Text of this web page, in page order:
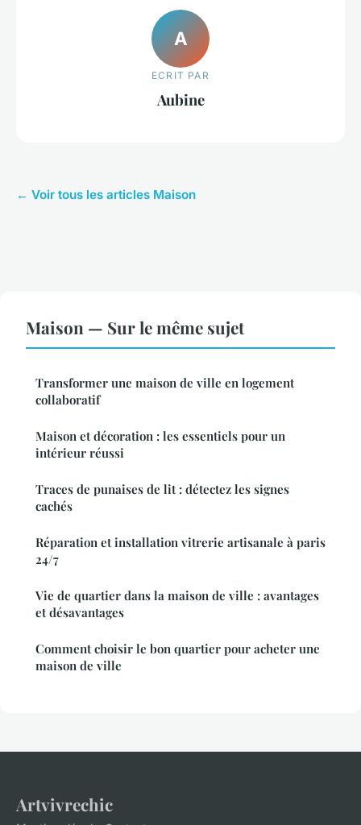
A
ECRIT PAR
Aubine
← Voir tous les articles Maison
Maison — Sur le même sujet
Transformer une maison de ville en logement
collaboratif
Maison et décoration : les essentiels pour un
intérieur réussi
Traces de punaises de lit : détectez les signes
cachés
Réparation et installation vitrerie artisanale à paris
24/7
Vie de quartier dans la maison de ville : avantages
et désavantages
Comment choisir le bon quartier pour acheter une
maison de ville
Artvivrechic